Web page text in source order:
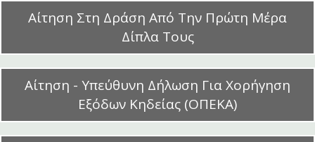
Αίτηση Στη Δράση Από Την Πρώτη Μέρα
Δίπλα Τους
Αίτηση - Υπεύθυνη Δήλωση Για Χορήγηση
Εξόδων Κηδείας (ΟΠΕΚΑ)